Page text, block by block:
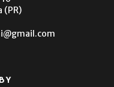
(PR)